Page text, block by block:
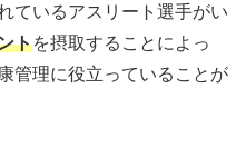
ているアスリート選手がい
トを摂取することによっ
管理に役立っていることが